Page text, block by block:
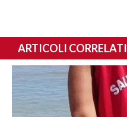
ARTICOLI CORRELATI